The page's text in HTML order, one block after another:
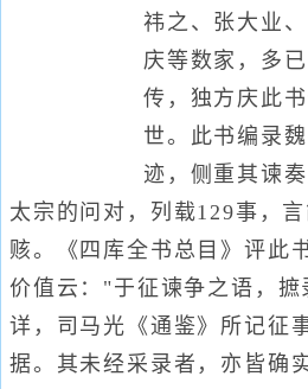
祎之、张大业
庆等数家，多
传，独方庆此
世。此书编录
迹，侧重其谏
太宗的问对，列载129事，言
赅。《四库全书总目》评此
价值云："于征谏争之语，摭
详，司马光《通鉴》所记征
据。其未经采录者，亦皆确